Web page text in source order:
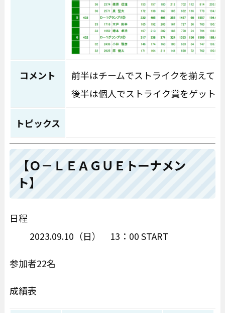
コメント
前半はチームでストライクを揃えて
後半は個人でストライク賞をゲット！
トピックス
【Ｏ－ＬＥＡＧＵＥトーナメン
ト】
日程
2023.09.10（日） 13：00 START
参加者22名
成績表